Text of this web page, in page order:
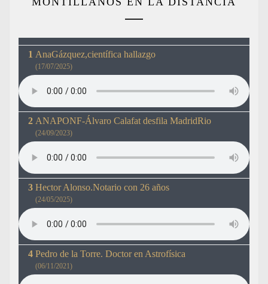
AnaGázquez,científica hallazgo
(17/07/2025)
ANAPONF-Álvaro Calafat desfila MadridRio
(24/09/2023)
Hector Alonso.Notario con 26 años
(24/05/2025)
Pedro de la Torre. Doctor en Astrofísica
(06/11/2021)